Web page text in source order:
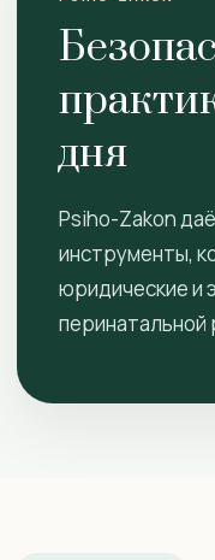
дня
Psiho-Zakon
инструменты,
юридические и
перинатальной